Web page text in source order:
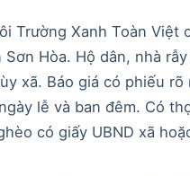
Trường Xanh Toàn Việt
Sơn Hòa. Hộ dân, nhà
xã. Báo giá có phiếu
lễ và ban đêm. Có
có giấy UBND xã